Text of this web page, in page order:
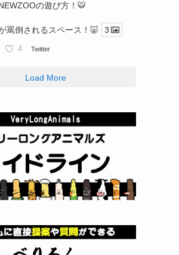
の遊び方！🐯
罵倒されるスペース！🐷 3
4 Twitter
Load More